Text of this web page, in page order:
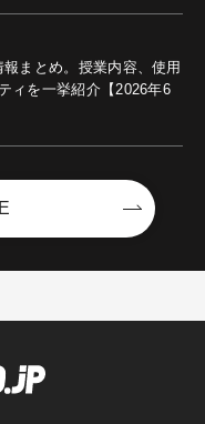
まとめ。授業内容、使用
ィを一挙紹介【2026年6